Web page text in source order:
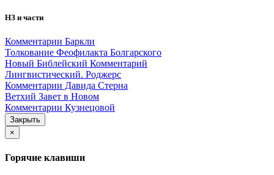
НЗ и части
Комментарии Баркли
Толкование Феофилакта Болгарского
Новый Библейский Комментарий
Лингвистический. Роджерс
Комментарии Давида Стерна
Ветхий Завет в Новом
Комментарии Кузнецовой
Закрыть
×
Горячие клавиши